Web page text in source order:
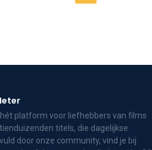
platform voor liefhebbers van films
titels, die dagelijkse
door onze community, vind je bij